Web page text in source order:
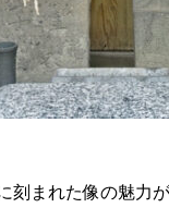
まれた像の魅力